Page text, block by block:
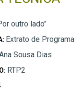
outro lado"
Extrato de Programa
Sousa Dias
RTP2